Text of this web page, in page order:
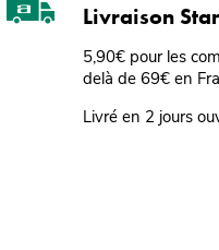
Livraison
5,90€ pour les
delà de 69€ en
Livré en 2 jours